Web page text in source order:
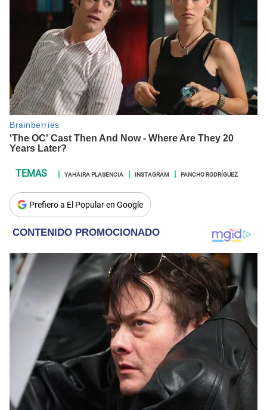
YAHAIRA PLASENCIA INSTAGRAM PANCHO RODRÍGUEZ
Prefiero a El Popular en Google